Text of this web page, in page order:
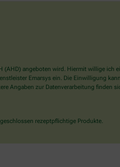
(AHD) angeboten wird. Hiermit willige ich
Emarsys ein. Die Einwilligung
Angaben zur Datenverarbeitung finden
rezeptpflichtige Produkte.